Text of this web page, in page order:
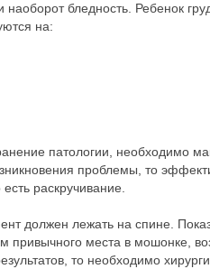
бледность. Ребенок
на:
патологии, необходимо
проблемы, то
раскручивание.
должен лежать на спине.
места в мошонке,
то необходимо